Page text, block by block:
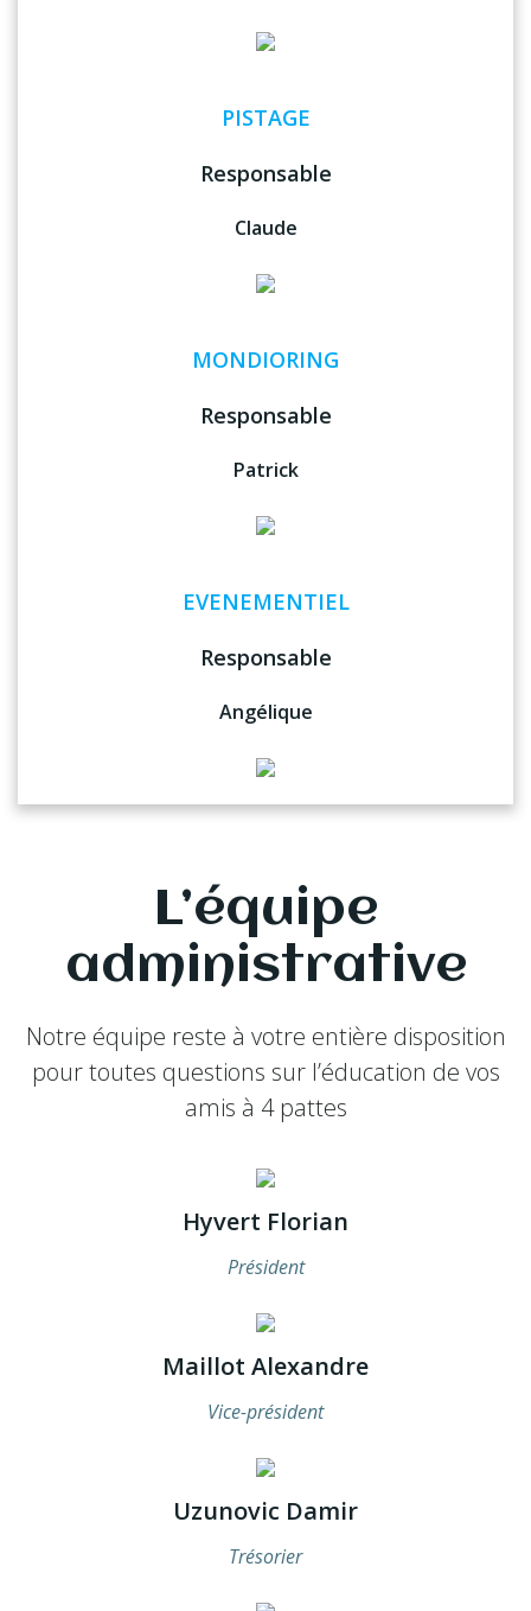
PISTAGE
Responsable
Claude
MONDIORING
Responsable
Patrick
EVENEMENTIEL
Responsable
Angélique
L’équipe
administrative
Notre équipe reste à votre entière disposition
pour toutes questions sur l’éducation de vos
amis à 4 pattes
Hyvert Florian
Président
Maillot Alexandre
Vice-président
Uzunovic Damir
Trésorier